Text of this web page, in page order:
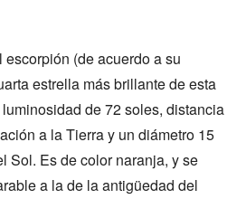
escorpión (de acuerdo a su
estrella más brillante de esta
de 72 soles, distancia
a la Tierra y un diámetro 15
Sol. Es de color naranja, y se
a la de la antigüedad del